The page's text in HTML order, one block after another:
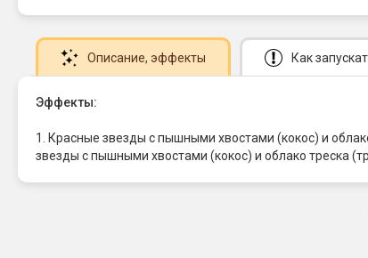
Описание, эффекты Как
Эффекты:
1. Красные звезды с пышными хвостами (кокос) и
звезды с пышными хвостами (кокос) и облако треска